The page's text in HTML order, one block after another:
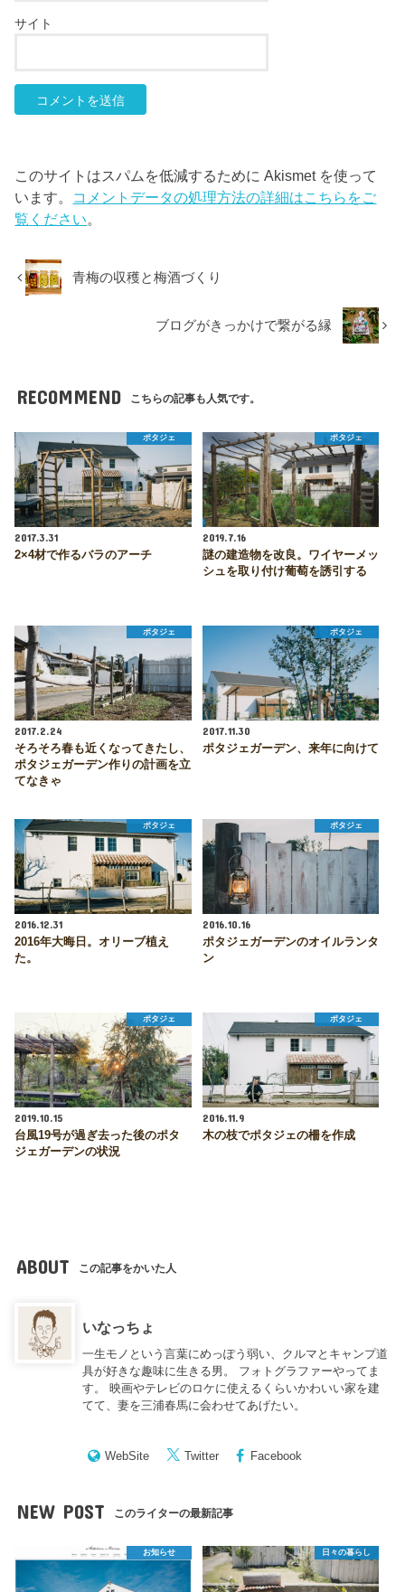
サイト
このサイトはスパムを低減するために Akismet を使って
います。 コメントデータの処理方法の詳細はこちらをご
覧ください。
青梅の収穫と梅酒づくり
ブログがきっかけで繋がる縁
RECOMMEND こちらの記事も人気です。
ポタジェ
2017.3.31
2×4材で作るバラのアーチ
ポタジェ
2019.7.16
謎の建造物を改良。ワイヤーメッ
シュを取り付け葡萄を誘引する
ポタジェ
2017.2.24
そろそろ春も近くなってきたし、
ポタジェガーデン作りの計画を立
てなきゃ
ポタジェ
2017.11.30
ポタジェガーデン、来年に向けて
ポタジェ
2016.12.31
2016年大晦日。オリーブ植え
た。
ポタジェ
2016.10.16
ポタジェガーデンのオイルランタ
ン
ポタジェ
2019.10.15
台風19号が過ぎ去った後のポタ
ジェガーデンの状況
ポタジェ
2016.11.9
木の枝でポタジェの柵を作成
ABOUT この記事をかいた人
いなっちょ
一生モノという言葉にめっぽう弱い、クルマとキャンプ道
具が好きな趣味に生きる男。 フォトグラファーやってま
す。 映画やテレビのロケに使えるくらいかわいい家を建
てて、妻を三浦春馬に会わせてあげたい。
WebSite Twitter Facebook
NEW POST このライターの最新記事
お知らせ 日々の暮らし